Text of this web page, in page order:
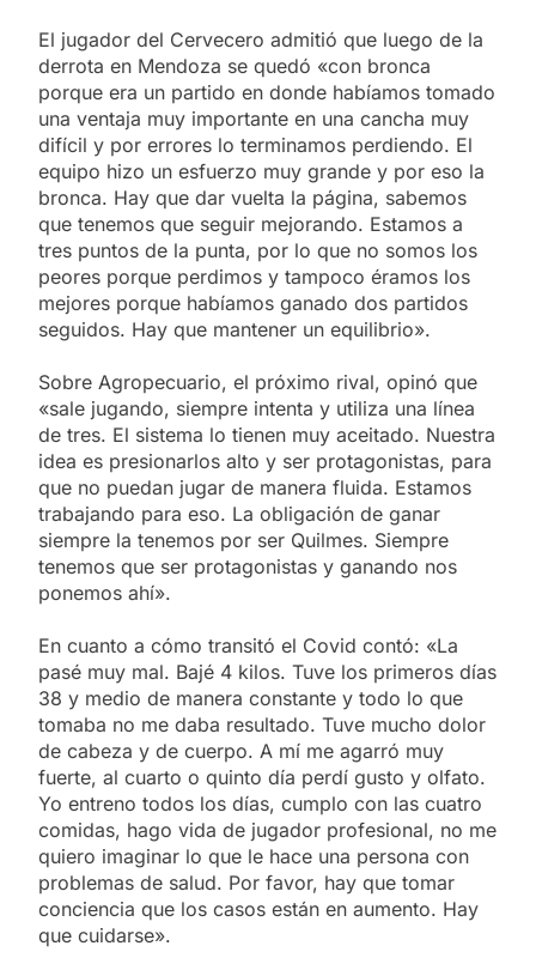
El jugador del Cervecero admitió que luego de la
derrota en Mendoza se quedó «con bronca
porque era un partido en donde habíamos tomado
una ventaja muy importante en una cancha muy
difícil y por errores lo terminamos perdiendo. El
equipo hizo un esfuerzo muy grande y por eso la
bronca. Hay que dar vuelta la página, sabemos
que tenemos que seguir mejorando. Estamos a
tres puntos de la punta, por lo que no somos los
peores porque perdimos y tampoco éramos los
mejores porque habíamos ganado dos partidos
seguidos. Hay que mantener un equilibrio».
Sobre Agropecuario, el próximo rival, opinó que
«sale jugando, siempre intenta y utiliza una línea
de tres. El sistema lo tienen muy aceitado. Nuestra
idea es presionarlos alto y ser protagonistas, para
que no puedan jugar de manera fluida. Estamos
trabajando para eso. La obligación de ganar
siempre la tenemos por ser Quilmes. Siempre
tenemos que ser protagonistas y ganando nos
ponemos ahí».
En cuanto a cómo transitó el Covid contó: «La
pasé muy mal. Bajé 4 kilos. Tuve los primeros días
38 y medio de manera constante y todo lo que
tomaba no me daba resultado. Tuve mucho dolor
de cabeza y de cuerpo. A mí me agarró muy
fuerte, al cuarto o quinto día perdí gusto y olfato.
Yo entreno todos los días, cumplo con las cuatro
comidas, hago vida de jugador profesional, no me
quiero imaginar lo que le hace una persona con
problemas de salud. Por favor, hay que tomar
conciencia que los casos están en aumento. Hay
que cuidarse».